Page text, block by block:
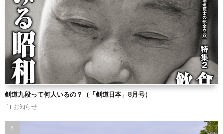
剣道九段って何人いるの？（「剣道日本」8月号）
お知らせ